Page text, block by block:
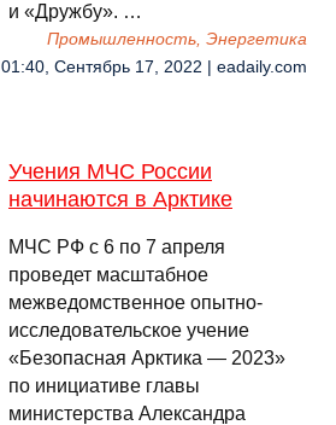
и «Дружбу». …
Промышленность, Энергетика
01:40, Сентябрь 17, 2022 | eadaily.com
Учения МЧС России
начинаются в Арктике
МЧС РФ с 6 по 7 апреля
проведет масштабное
межведомственное опытно-
исследовательское учение
«Безопасная Арктика — 2023»
по инициативе главы
министерства Александра